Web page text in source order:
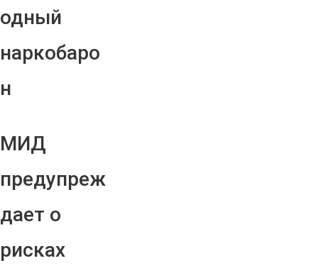
одный
наркобаро
н
МИД
предупреж
дает о
рисках